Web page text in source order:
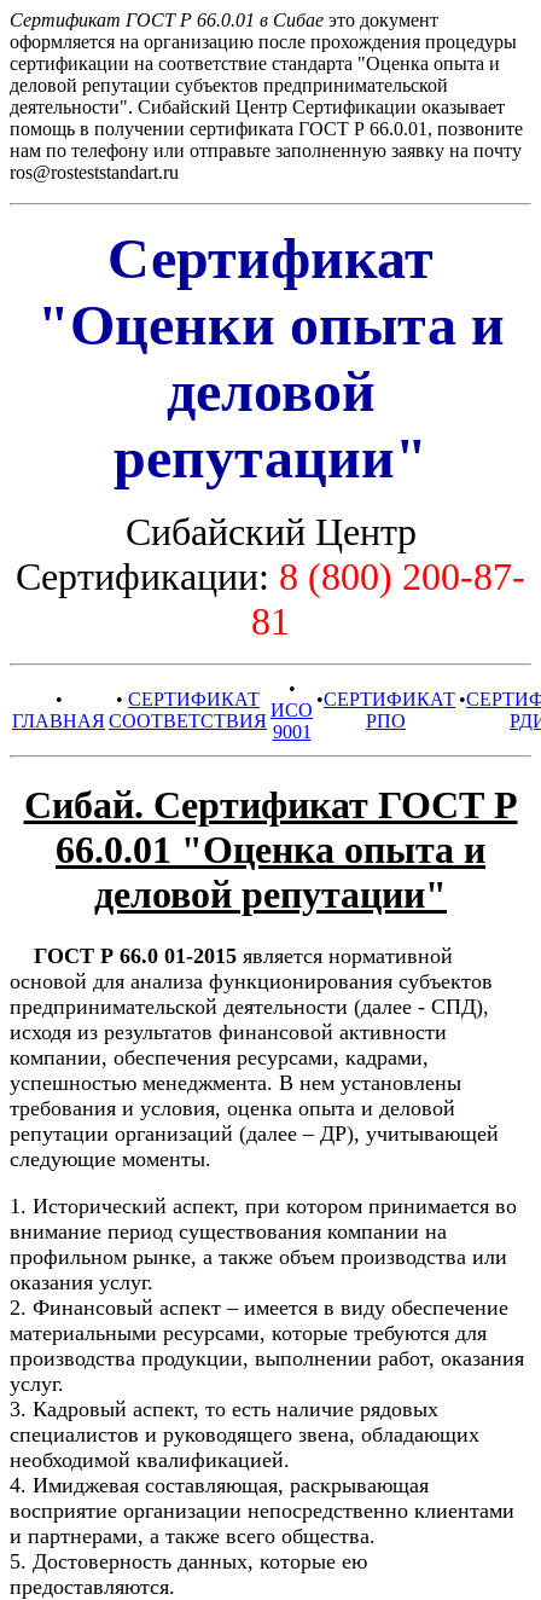
Сертификат ГОСТ Р 66.0.01 в Сибае это документ
оформляется на организацию после прохождения процедуры
сертификации на соответствие стандарта "Оценка опыта и
деловой репутации субъектов предпринимательской
деятельности". Сибайский Центр Сертификации оказывает
помощь в получении сертификата ГОСТ Р 66.0.01, позвоните
нам по телефону или отправьте заполненную заявку на почту
ros@rosteststandart.ru
Сертификат
"Оценки опыта и
деловой
репутации"
Сибайский Центр
Сертификации: 8 (800) 200-87-
81
•
ГЛАВНАЯ
• СЕРТИФИКАТ
СООТВЕТСТВИЯ
•
ИСО
9001
•СЕРТИФИКАТ
РПО
•
Сибай. Сертификат ГОСТ Р
66.0.01 "Оценка опыта и
деловой репутации"
ГОСТ Р 66.0 01-2015 является нормативной
основой для анализа функционирования субъектов
предпринимательской деятельности (далее - СПД),
исходя из результатов финансовой активности
компании, обеспечения ресурсами, кадрами,
успешностью менеджмента. В нем установлены
требования и условия, оценка опыта и деловой
репутации организаций (далее – ДР), учитывающей
следующие моменты.
1. Исторический аспект, при котором принимается во
внимание период существования компании на
профильном рынке, а также объем производства или
оказания услуг.
2. Финансовый аспект – имеется в виду обеспечение
материальными ресурсами, которые требуются для
производства продукции, выполнении работ, оказания
услуг.
3. Кадровый аспект, то есть наличие рядовых
специалистов и руководящего звена, обладающих
необходимой квалификацией.
4. Имиджевая составляющая, раскрывающая
восприятие организации непосредственно клиентами
и партнерами, а также всего общества.
5. Достоверность данных, которые ею
предоставляются.